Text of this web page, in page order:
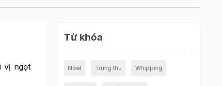
vị ngọt
Từ khóa
Noel Trung thu Whipping